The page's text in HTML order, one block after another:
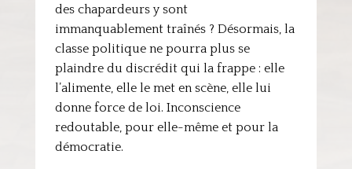
des chapardeurs y sont
immanquablement traînés ? Désormais, la
classe politique ne pourra plus se
plaindre du discrédit qui la frappe : elle
l’alimente, elle le met en scène, elle lui
donne force de loi. Inconscience
redoutable, pour elle-même et pour la
démocratie.